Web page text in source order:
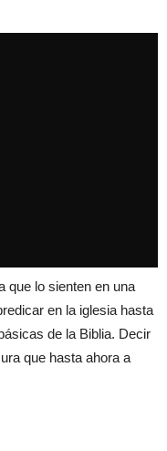
que lo sienten en una
en la iglesia hasta
de la Biblia. Decir
que hasta ahora a